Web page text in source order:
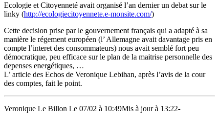
Ecologie et Citoyenneté avait organisé l’an dernier un debat sur le
linky (http://ecologiecitoyennete.e-monsite.com/)
Cette decision prise par le gouvernement français qui a adapté à sa
manière le régement européen (l’ Allemagne avait davantage pris en
compte l’interet des consommateurs) nous avait semblé fort peu
démocratique, peu efficace sur le plan de la maitrise personnelle des
depenses energétiques, …
L’ article des Echos de Veronique Lebihan, après l’avis de la cour
des comptes, fait le point.
Veronique Le Billon Le 07/02 à 10:49Mis à jour à 13:22-